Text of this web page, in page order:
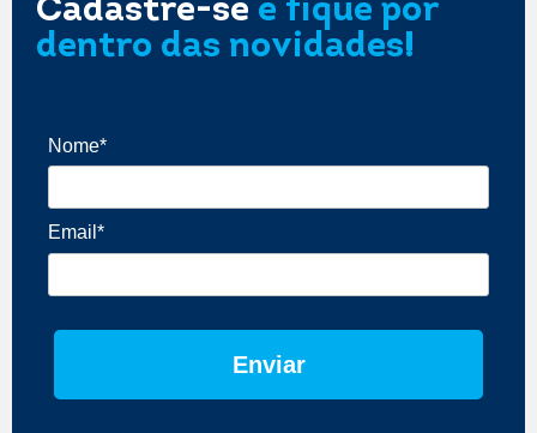
Cadastre-se e fique por
dentro das novidades!
Nome*
Email*
Enviar